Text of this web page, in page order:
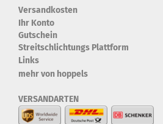
Versandkosten
Ihr Konto
Gutschein
Streitschlichtungs Plattform
Links
mehr von hoppels
VERSANDARTEN